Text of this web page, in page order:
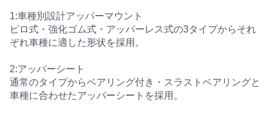
1:車種別設計アッパーマウント
ピロ式・強化ゴム式・アッパーレス式の3タイプからそれ
ぞれ車種に適した形状を採用。
2:アッパーシート
通常のタイプからベアリング付き・スラストベアリングと
車種に合わせたアッパーシートを採用。